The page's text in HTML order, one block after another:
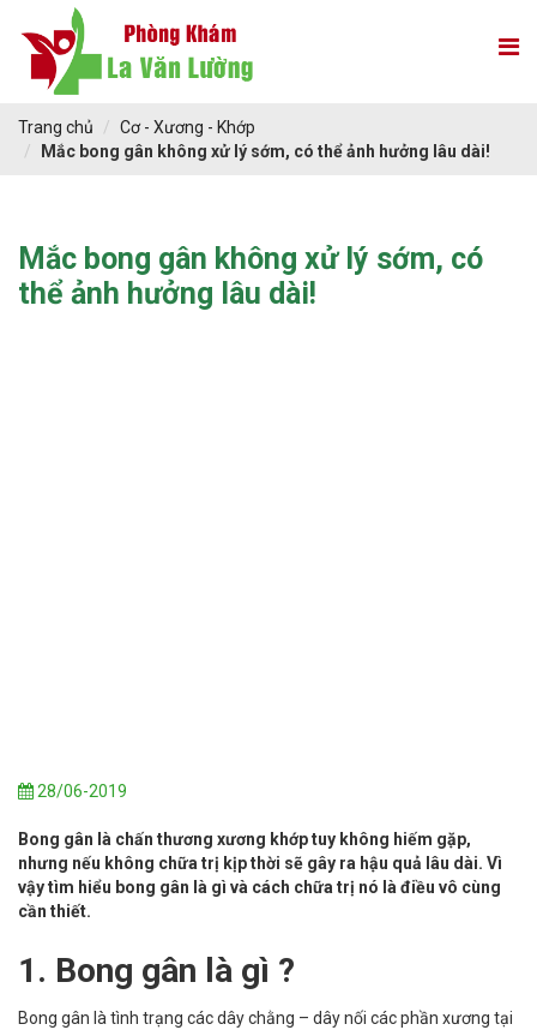
Trang chủ
Cơ - Xương - Khớp
Mắc bong gân không xử lý sớm, có thể ảnh hưởng lâu dài!
Mắc bong gân không xử lý sớm, có
thể ảnh hưởng lâu dài!
28/06-2019
Bong gân là chấn thương xương khớp tuy không hiếm gặp,
nhưng nếu không chữa trị kịp thời sẽ gây ra hậu quả lâu dài. Vì
vậy tìm hiểu bong gân là gì và cách chữa trị nó là điều vô cùng
cần thiết.
1. Bong gân là gì ?
Bong gân là tình trạng các dây chằng – dây nối các phần xương tại